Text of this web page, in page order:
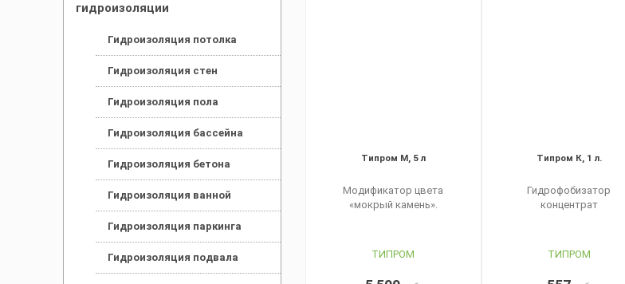
гидроизоляции
Гидроизоляция потолка
Гидроизоляция стен
Гидроизоляция пола
Гидроизоляция бассейна
Гидроизоляция бетона
Гидроизоляция ванной
Гидроизоляция паркинга
Гидроизоляция подвала
Типром М, 5 л
Модификатор цвета
«мокрый камень».
ТИПРОМ
Типром К, 1 л.
Гидрофобизатор
концентрат
ТИПРОМ